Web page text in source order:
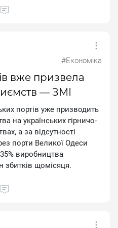
#Економіка
вже призвела
— ЗМІ
портів уже призводить
на українських гірничо-
а за відсутності
порти Великої Одеси
виробництва
збитків щомісяця.